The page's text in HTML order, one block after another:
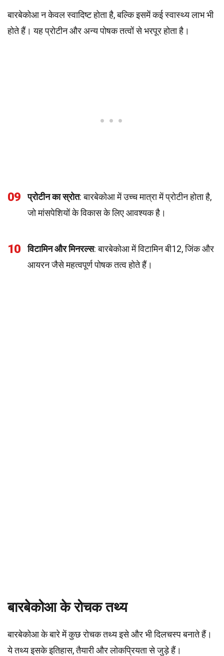
बारबेकोआ न केवल स्वादिष्ट होता है, बल्कि इसमें कई स्वास्थ्य लाभ भी
होते हैं। यह प्रोटीन और अन्य पोषक तत्वों से भरपूर होता है।
09 प्रोटीन का स्रोत: बारबेकोआ में उच्च मात्रा में प्रोटीन होता है,
जो मांसपेशियों के विकास के लिए आवश्यक है।
10 विटामिन और मिनरल्स: बारबेकोआ में विटामिन बी12, जिंक और
आयरन जैसे महत्वपूर्ण पोषक तत्व होते हैं।
बारबेकोआ के रोचक तथ्य
बारबेकोआ के बारे में कुछ रोचक तथ्य इसे और भी दिलचस्प बनाते हैं।
ये तथ्य इसके इतिहास, तैयारी और लोकप्रियता से जुड़े हैं।